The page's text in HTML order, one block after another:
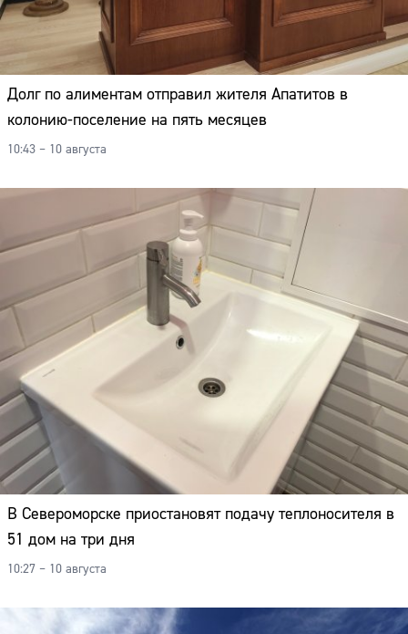
Долг по алиментам отправил жителя Апатитов в
колонию-поселение на пять месяцев
10:43 – 10 августа
В Североморске приостановят подачу теплоносителя в
51 дом на три дня
10:27 – 10 августа